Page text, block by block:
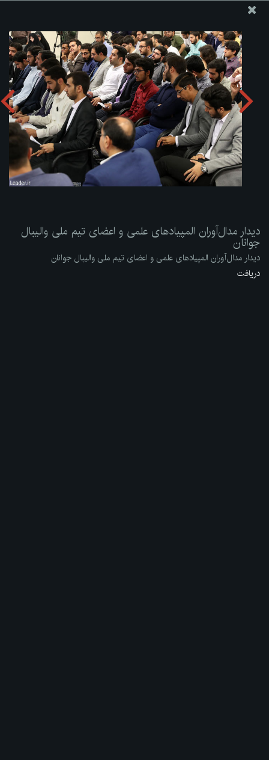
ارسال نامه
وجوهات
دیدار مدال‌آوران المپیادهای علمی و اعضای تیم ملی والیبال
جوانان
دریافت آلبوم:zip
دیدار مدال‌آوران المپیادهای علمی و اعضای تیم ملی والیبال
جوانان
دیدار مدال‌آوران المپیادهای علمی و اعضای تیم ملی والیبال جوانان
دریافت